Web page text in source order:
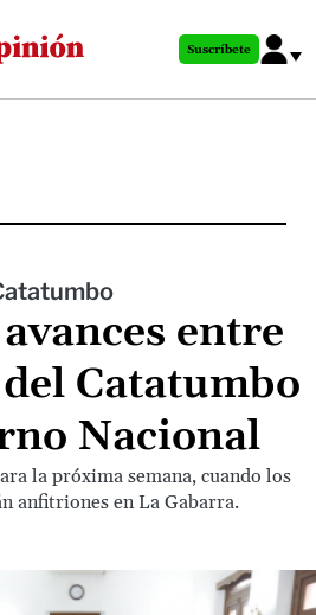
al
principal
Suscríbete
entre
Catatumbo
Nacional
la próxima semana, cuando los
anfitriones en La Gabarra.